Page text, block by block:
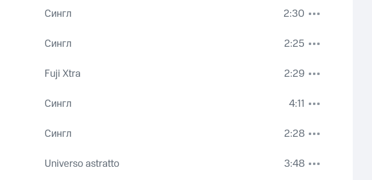
Сингл
2:30
Сингл
2:25
Fuji Xtra
2:29
Сингл
4:11
Сингл
2:28
Universo astratto
3:48